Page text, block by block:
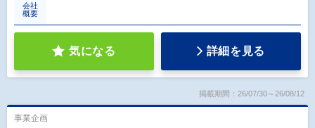
会社
概要
気になる 詳細を見る
掲載期間：26/07/30～26/08/12
事業企画